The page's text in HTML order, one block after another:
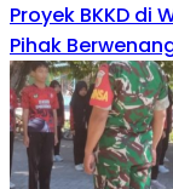
Proyek BKKD di
Pihak